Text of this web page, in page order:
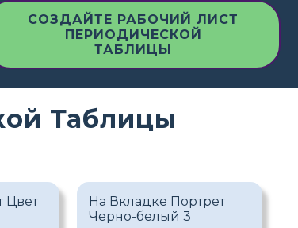
СОЗДАЙТЕ РАБОЧИЙ ЛИСТ
ПЕРИОДИЧЕСКОЙ
ТАБЛИЦЫ
Таблицы
Цвет
На Вкладке Портрет
Черно-белый 3